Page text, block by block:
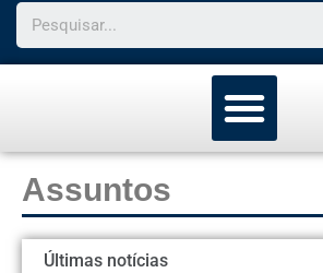
Assuntos
Últimas notícias